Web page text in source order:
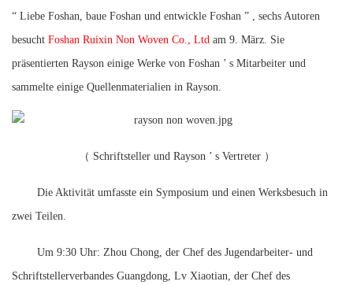
“ Liebe Foshan, baue Foshan und entwickle Foshan ” , sechs Autoren
besucht Foshan Ruixin Non Woven Co., Ltd am 9. März. Sie
präsentierten Rayson einige Werke von Foshan ’ s Mitarbeiter und
sammelte einige Quellenmaterialien in Rayson.
（ Schriftsteller und Rayson ’ s Vertreter ）
Die Aktivität umfasste ein Symposium und einen Werksbesuch in
zwei Teilen.
Um 9:30 Uhr: Zhou Chong, der Chef des Jugendarbeiter- und
Schriftstellerverbandes Guangdong, Lv Xiaotian, der Chef des